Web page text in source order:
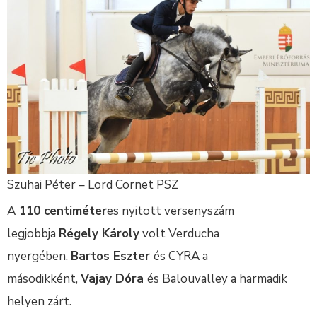
Szuhai Péter – Lord Cornet PSZ
A 110 centiméteres nyitott versenyszám
legjobbja Régely Károlyvolt Verducha
nyergében. Bartos Eszter és CYRA a
másodikként, Vajay Dóra és Balouvalley a harmadik
helyen zárt.